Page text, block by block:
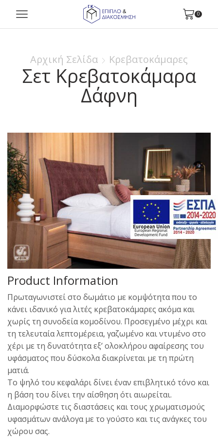
0
Αρχική Σελίδα Κρεβατοκάμαρες
Σετ Κρεβατοκάμαρα
Δάφνη
Product Information
Πρωταγωνιστεί στο δωμάτιο με κομψότητα που το
κάνει ιδανικό για λιτές κρεβατοκάμαρες ακόμα και
χωρίς τη συνοδεία κομοδίνου. Προσεγμένο μέχρι και
τη τελευταία λεπτομέρεια, γαζωμένο και ντυμένο στο
χέρι με τη δυνατότητα εξ’ ολοκλήρου αφαίρεσης του
υφάσματος που δύσκολα διακρίνεται με τη πρώτη
ματιά.
Το ψηλό του κεφαλάρι δίνει έναν επιβλητικό τόνο και
η βάση του δίνει την αίσθηση ότι αιωρείται.
Διαμορφώστε τις διαστάσεις και τους χρωματισμούς
υφασμάτων ανάλογα με το γούστο και τις ανάγκες του
χώρου σας.